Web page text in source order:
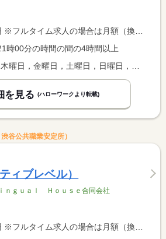
場合は月額（換算額）、パート求人の場合は時間額を表示しています。
時00分の時間の間の4時間以上
月曜日，水曜日，木曜日，金曜日，土曜日，日曜日，その他
を見る (ハローワークより転載)
谷公共職業安定所）
ィブレベル）
ｎｇｕａｌ Ｈｏｕｓｅ合同会社
場合は月額（換算額）、パート求人の場合は時間額を表示しています。